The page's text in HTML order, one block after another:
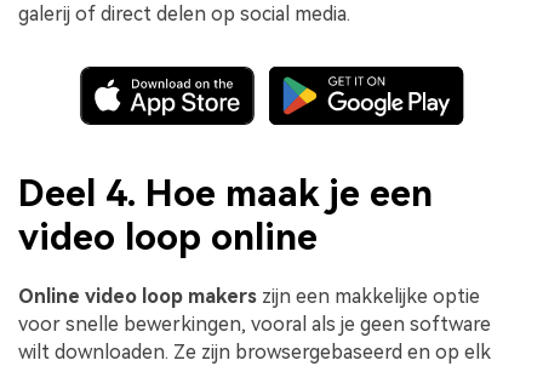
galerij of direct delen op social media.
Deel 4. Hoe maak je een
video loop online
Online video loop makers zijn een makkelijke optie
voor snelle bewerkingen, vooral als je geen software
wilt downloaden. Ze zijn browsergebaseerd en op elk